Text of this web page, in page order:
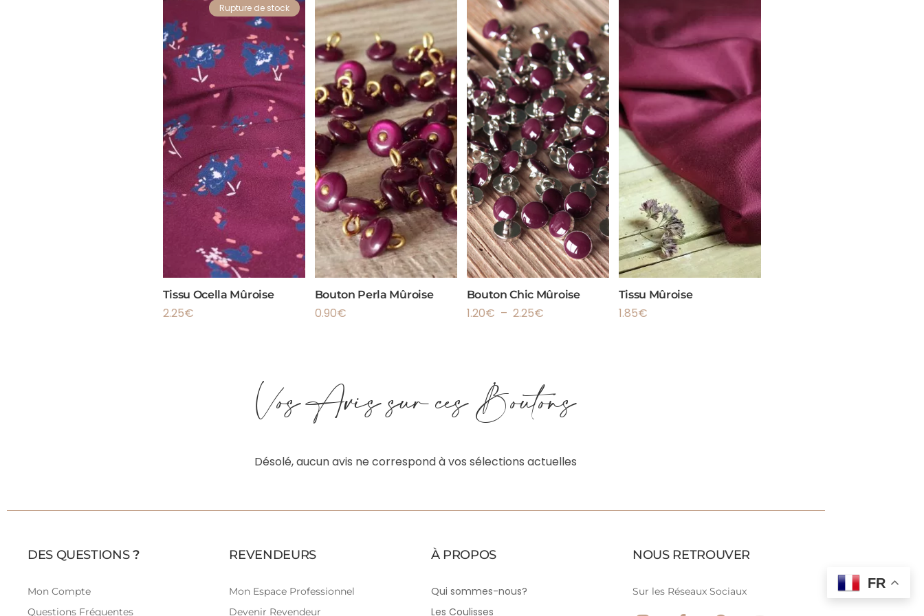
Rupture de stock
Tissu Ocella Mûroise
2.25€
Bouton Perla Mûroise
0.90€
Bouton Chic Mûroise
1.20€ – 2.25€
Tissu Mûroise
1.85€
Vos Avis sur ces Boutons
Désolé, aucun avis ne correspond à vos sélections actuelles
DES QUESTIONS?
Mon Compte
Questions Fréquentes
REVENDEURS
Mon Espace Professionnel
Devenir Revendeur
À PROPOS
Qui sommes-nous?
Les Coulisses
NOUS RETROUVER
Sur les Réseaux Sociaux
FR